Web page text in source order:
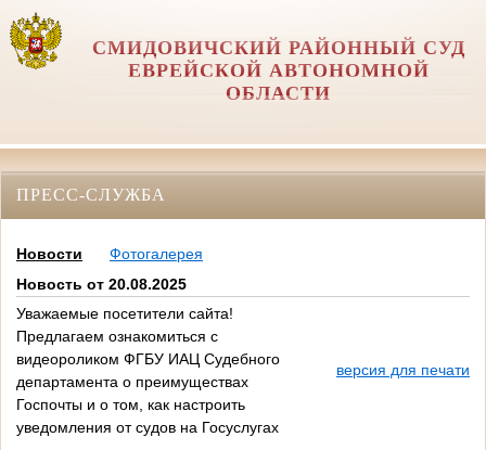
СМИДОВИЧСКИЙ РАЙОННЫЙ СУД
ЕВРЕЙСКОЙ АВТОНОМНОЙ
ОБЛАСТИ
ПРЕСС-СЛУЖБА
Новости
Фотогалерея
Новость от 20.08.2025
Уважаемые посетители сайта!
Предлагаем ознакомиться с
видеороликом ФГБУ ИАЦ Судебного
департамента о преимуществах
Госпочты и о том, как настроить
уведомления от судов на Госуслугах
версия для печати